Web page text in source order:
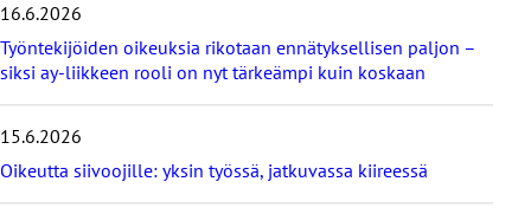
t
b
l
g
i
t
16.6.2026
Työntekijöiden oikeuksia rikotaan ennätyksellisen paljon –
siksi ay-liikkeen rooli on nyt tärkeämpi kuin koskaan
15.6.2026
Oikeutta siivoojille: yksin työssä, jatkuvassa kiireessä